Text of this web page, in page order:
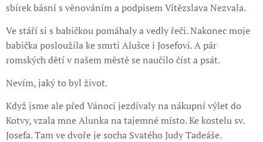
sbírek básní s věnováním a podpisem Vítězslava Nezvala.
Ve stáří si s babičkou pomáhaly a vedly řeči. Nakonec moje
babička posloužila ke smrti Alušce i Josefovi. A pár
romských dětí v našem městě se naučilo číst a psát.
Nevím, jaký to byl život.
Když jsme ale před Vánoci jezdívaly na nákupní výlet do
Kotvy, vzala mne Alunka na tajemné místo. Ke kostelu sv.
Josefa. Tam ve dvoře je socha Svatého Judy Tadeáše.